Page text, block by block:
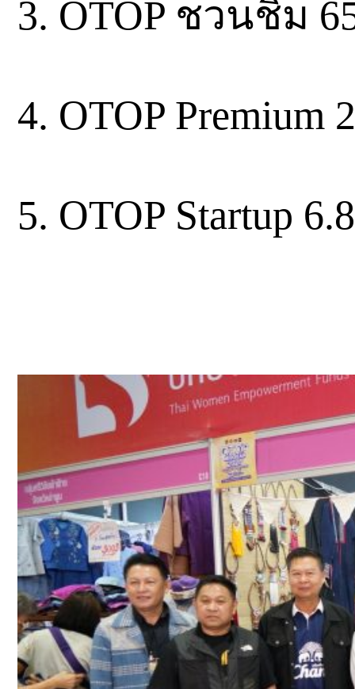
3. OTOP ชวนชิม
4. OTOP
5. OTOP Startup